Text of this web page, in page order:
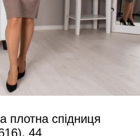
плотна спідниця
44